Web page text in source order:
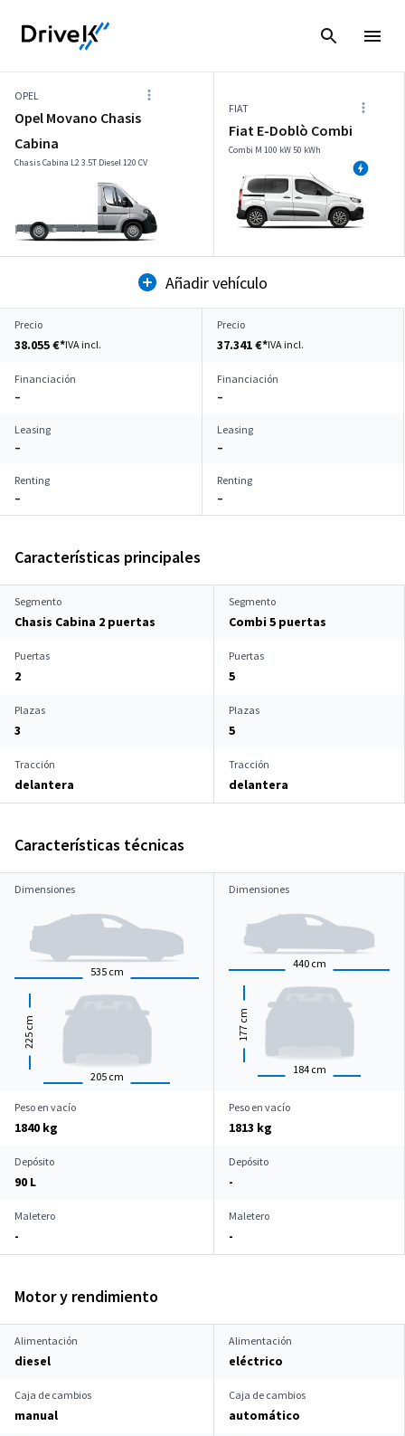
OPEL
Opel Movano Chasis
Cabina
Chasis Cabina L2 3.5T Diesel 120 CV
FIAT
Fiat E-Doblò Combi
Combi M 100 kW 50 kWh
Añadir vehículo
Precio
38.055 €*IVA incl.
Precio
37.341 €*IVA incl.
Financiación
–
Financiación
–
Leasing
–
Leasing
–
Renting
–
Renting
–
Características principales
Segmento
Chasis Cabina 2 puertas
Segmento
Combi 5 puertas
Puertas
2
Puertas
5
Plazas
3
Plazas
5
Tracción
delantera
Tracción
delantera
Características técnicas
Dimensiones
535 cm
205 cm
225
cm
Dimensiones
440 cm
184 cm
177
cm
Peso en vacío
1840 kg
Peso en vacío
1813 kg
Depósito
90 L
Depósito
-
Maletero
-
Maletero
-
Motor y rendimiento
Alimentación
diesel
Alimentación
eléctrico
Caja de cambios
manual
Caja de cambios
automático